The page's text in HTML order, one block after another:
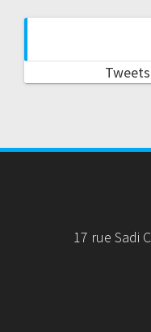
17 rue Sadi